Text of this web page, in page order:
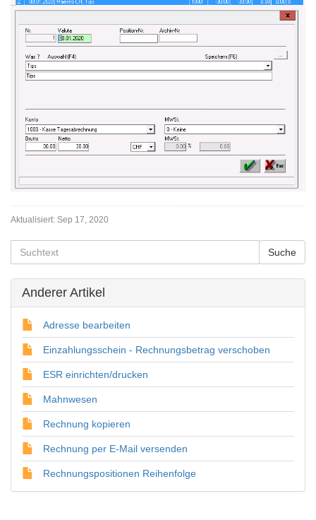
Aktualisiert: Sep 17, 2020
Anderer Artikel
Adresse bearbeiten
Einzahlungsschein - Rechnungsbetrag verschoben
ESR einrichten/drucken
Mahnwesen
Rechnung kopieren
Rechnung per E-Mail versenden
Rechnungspositionen Reihenfolge